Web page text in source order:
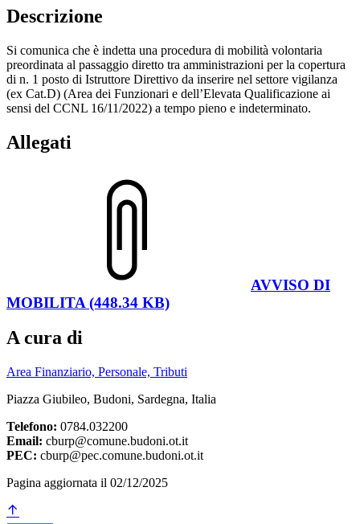
Descrizione
Si comunica che è indetta una procedura di mobilità volontaria
preordinata al passaggio diretto tra amministrazioni per la copertura
di n. 1 posto di Istruttore Direttivo da inserire nel settore vigilanza
(ex Cat.D) (Area dei Funzionari e dell’Elevata Qualificazione ai
sensi del CCNL 16/11/2022) a tempo pieno e indeterminato.
Allegati
AVVISO DI
MOBILITA (448.34 KB)
A cura di
Area Finanziario, Personale, Tributi
Piazza Giubileo, Budoni, Sardegna, Italia
Telefono: 0784.032200
Email: cburp@comune.budoni.ot.it
PEC: cburp@pec.comune.budoni.ot.it
Pagina aggiornata il 02/12/2025